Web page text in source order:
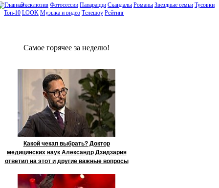
Эксклюзив Фотосессии Папарацци Скандалы Романы Звездные семьи Тусовки
Топ-10 LOOK Музыка и видео Телешоу Рейтинг
Сaмое гoрячее за неделю!
Какой чекап выбрать? Доктор
медицинских наук Александр Дзидзария
ответил на этот и другие важные вопросы